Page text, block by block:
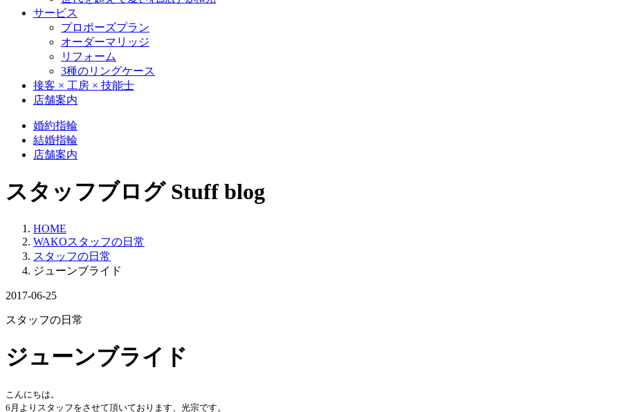
サービス
プロポーズプラン
オーダーマリッジ
リフォーム
3種のリングケース
接客 × 工房 × 技能士
店舗案内
婚約指輪
結婚指輪
店舗案内
スタッフブログStuff blog
HOME
WAKOスタッフの日常
スタッフの日常
ジューンブライド
2017-06-25
スタッフの日常
ジューンブライド
こんにちは 。
6月よりスタッフをさせて頂いております、光宗です。